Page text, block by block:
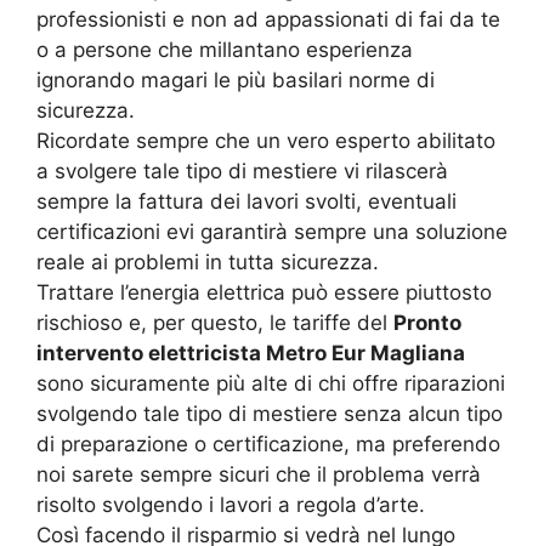
professionisti e non ad appassionati di fai da te
o a persone che millantano esperienza
ignorando magari le più basilari norme di
sicurezza.
Ricordate sempre che un vero esperto abilitato
a svolgere tale tipo di mestiere vi rilascerà
sempre la fattura dei lavori svolti, eventuali
certificazioni evi garantirà sempre una soluzione
reale ai problemi in tutta sicurezza.
Trattare l’energia elettrica può essere piuttosto
rischioso e, per questo, le tariffe del Pronto
intervento elettricista Metro Eur Magliana
sono sicuramente più alte di chi offre riparazioni
svolgendo tale tipo di mestiere senza alcun tipo
di preparazione o certificazione, ma preferendo
noi sarete sempre sicuri che il problema verrà
risolto svolgendo i lavori a regola d’arte.
Così facendo il risparmio si vedrà nel lungo